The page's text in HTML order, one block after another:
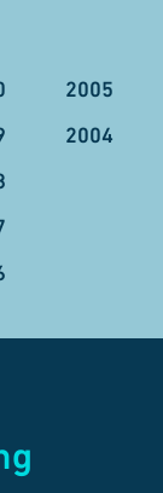
2005
2004